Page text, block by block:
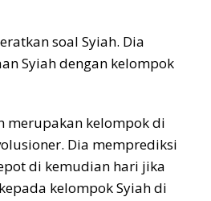
soal Syiah. Dia
Syiah dengan kelompok
merupakan kelompok di
Dia memprediksi
di kemudian hari jika
kelompok Syiah di